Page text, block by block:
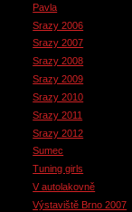
Pavla
Srazy 2006
Srazy 2007
Srazy 2008
Srazy 2009
Srazy 2010
Srazy 2011
Srazy 2012
Sumec
Tuning girls
V autolakovně
Výstaviště Brno 2007